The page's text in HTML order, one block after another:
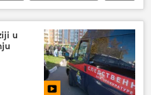
Marija Zaharova
u